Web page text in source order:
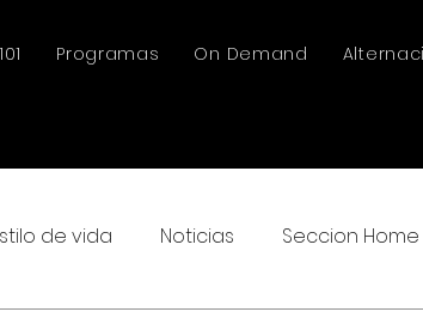
Programas On Demand
de vida Noticias Seccion Home